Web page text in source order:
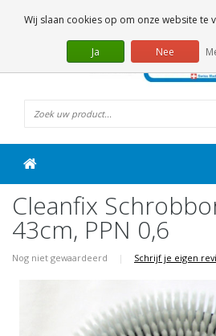
Cleanfix
43cm, PPN 0,6
Nog niet gewaardeerd | Schrijf je eigen
Wij slaan cookies op om onze website te
Ja Nee